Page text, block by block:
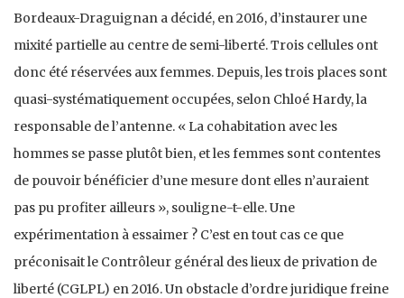
Bordeaux-Draguignan a décidé, en 2016, d’instaurer une
mixité partielle au centre de semi-liberté. Trois cellules ont
donc été réservées aux femmes. Depuis, les trois places sont
quasi-systématiquement occupées, selon Chloé Hardy, la
responsable de l’antenne. « La cohabitation avec les
hommes se passe plutôt bien, et les femmes sont contentes
de pouvoir bénéficier d’une mesure dont elles n’auraient
pas pu profiter ailleurs », souligne-t-elle. Une
expérimentation à essaimer ? C’est en tout cas ce que
préconisait le Contrôleur général des lieux de privation de
liberté (CGLPL) en 2016. Un obstacle d’ordre juridique freine